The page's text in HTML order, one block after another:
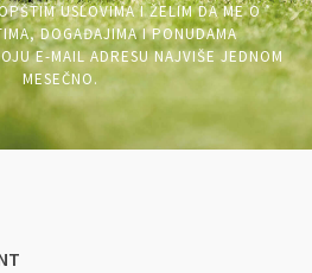
USLOVIMA I ŽELIM DA ME O
DOGAĐAJIMA I PONUDAMA
E-MAIL ADRESU NAJVIŠE JEDNOM
MESEČNO.